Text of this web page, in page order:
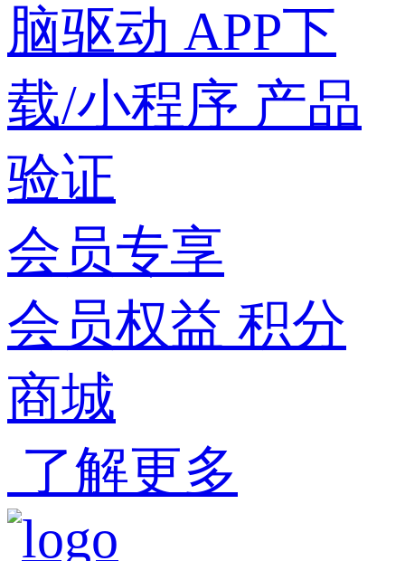
脑驱动 APP下
载/小程序 产品
验证
会员专享
会员权益 积分
商城
了解更多